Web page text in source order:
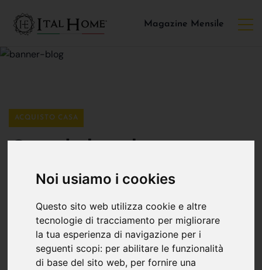
Noi usiamo i cookies
Questo sito web utilizza cookie e altre
tecnologie di tracciamento per migliorare
la tua esperienza di navigazione per i
seguenti scopi: per abilitare le funzionalità
di base del sito web, per fornire una
Magazine Mensile
ACQUISTO CASA
Bergamo Con
ItalHome Broseta
Ital Home Broseta 19 marzo